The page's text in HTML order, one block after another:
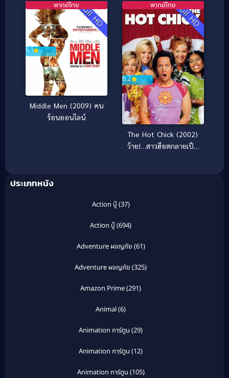
Full HD
6.1
พากย์ไทย
Middle Men (2009) คน
ร้อนออนไลน์
Full HD
6.2
พากย์ไทย
The Hot Chick (2002)
ว้าย!…สาวฮ็อตกลายเป็น
ประเภทหนัง
Action บู๊(37)
Action บู๊(694)
Adventure ผจญภัย (61)
Adventure ผจญภัย (325)
Amazon Prime(291)
Animal(6)
Animation การ์ตูน (29)
Animation การ์ตูน (12)
Animation การ์ตูน (105)